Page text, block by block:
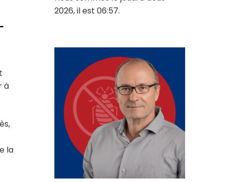
à
la
2026, il est 06:57.